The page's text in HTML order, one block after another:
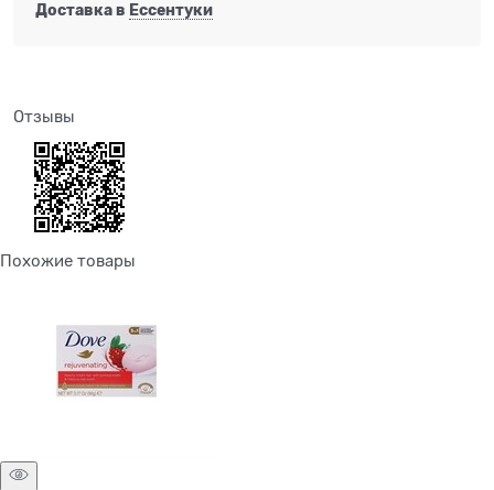
Доставка в Ессентуки
Отзывы
Похожие товары